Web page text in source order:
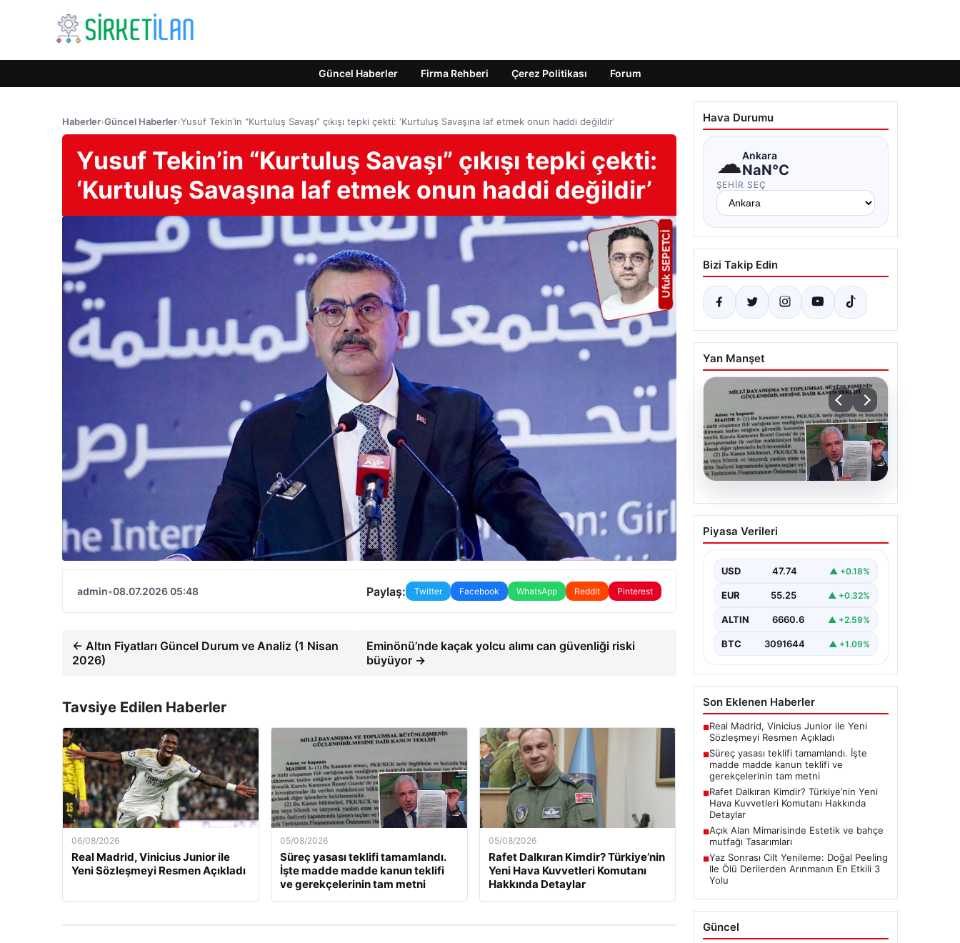
Güncel Haberler Firma Rehberi Çerez Politikası Forum
Haberler›Güncel Haberler›Yusuf Tekin’in “Kurtuluş Savaşı” çıkışı tepki çekti: ‘Kurtuluş Savaşına laf etmek onun haddi değildir’
Yusuf Tekin’in “Kurtuluş Savaşı” çıkışı tepki çekti:
‘Kurtuluş Savaşına laf etmek onun haddi değildir’
admin•08.07.2026 05:48 Paylaş: Twitter Facebook WhatsApp Reddit Pinterest
← Altın Fiyatları Güncel Durum ve Analiz (1 Nisan
2026)
Eminönü’nde kaçak yolcu alımı can güvenliği riski
büyüyor →
Tavsiye Edilen Haberler
06/08/2026
Real Madrid, Vinicius Junior ile
Yeni Sözleşmeyi Resmen Açıkladı
05/08/2026
Süreç yasası teklifi tamamlandı.
İşte madde madde kanun teklifi
ve gerekçelerinin tam metni
05/08/2026
Rafet Dalkıran Kimdir? Türkiye’nin
Yeni Hava Kuvvetleri Komutanı
Hakkında Detaylar
Hava Durumu
☁Ankara
NaN°C
ŞEHIR SEÇ
Bizi Takip Edin
Yan Manşet
05.08.2026
Süreç yasası teklifi
tamamlandı. İşte madde
gerekçelerinin tam
metni
Piyasa Verileri
USD 47.74 ▲ +0.18%
EUR 55.25 ▲ +0.32%
ALTIN 6660.6 ▲ +2.59%
BTC 3091644 ▲ +1.09%
Son Eklenen Haberler
■Real Madrid, Vinicius Junior ile Yeni
Sözleşmeyi Resmen Açıkladı
■Süreç yasası teklifi tamamlandı. İşte
madde madde kanun teklifi ve
gerekçelerinin tam metni
■Rafet Dalkıran Kimdir? Türkiye’nin Yeni
Hava Kuvvetleri Komutanı Hakkında
Detaylar
■Açık Alan Mimarisinde Estetik ve bahçe
mutfağı Tasarımları
■Yaz Sonrası Cilt Yenileme: Doğal Peeling
Ile Ölü Derilerden Arınmanın En Etkili 3
Yolu
Güncel